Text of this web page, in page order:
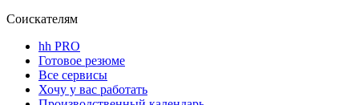
Соискателям
hh PRO
Готовое резюме
Все сервисы
Хочу у вас работать